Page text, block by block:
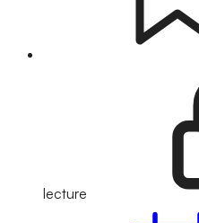
lecture